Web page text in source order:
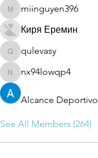
miinguyen396
miinguyen396
Киря Еремин
qulevasy
qulevasy
nx94lowqp4
nx94lowqp4
Alcance Deportivo
See All Members (264)